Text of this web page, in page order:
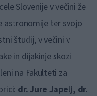
Slovenije v večini že
astronomije ter svojo
študij, v večini v
in dijakinje skozi
na Fakulteti za
dr. Jure Japelj, dr.